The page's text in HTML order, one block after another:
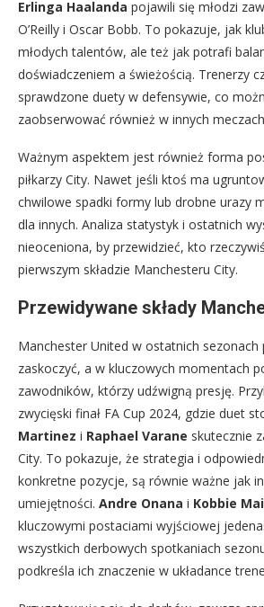
Erlinga Haalanda pojawili się młodzi
O’Reilly i Oscar Bobb. To pokazuje, jak
młodych talentów, ale też jak potrafi
doświadczeniem a świeżością. Trenerzy
sprawdzone duety w defensywie, co
zaobserwować również w innych
Ważnym aspektem jest również forma
piłkarzy City. Nawet jeśli ktoś ma
chwilowe spadki formy lub drobne urazy
dla innych. Analiza statystyk i ostatnich
nieoceniona, by przewidzieć, kto
pierwszym składzie Manchesteru City.
Przewidywane składy
Manchester United w ostatnich sezonach
zaskoczyć, a w kluczowych momentach
zawodników, którzy udźwigną presję.
zwycięski finał FA Cup 2024, gdzie duet
Martinez i Raphael Varane skutecznie
City. To pokazuje, że strategia i
konkretne pozycje, są równie ważne jak
umiejętności. Andre Onana i Kobbie
kluczowymi postaciami wyjściowej
wszystkich derbowych spotkaniach
podkreśla ich znaczenie w układance